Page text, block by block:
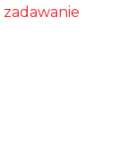
zadawanie